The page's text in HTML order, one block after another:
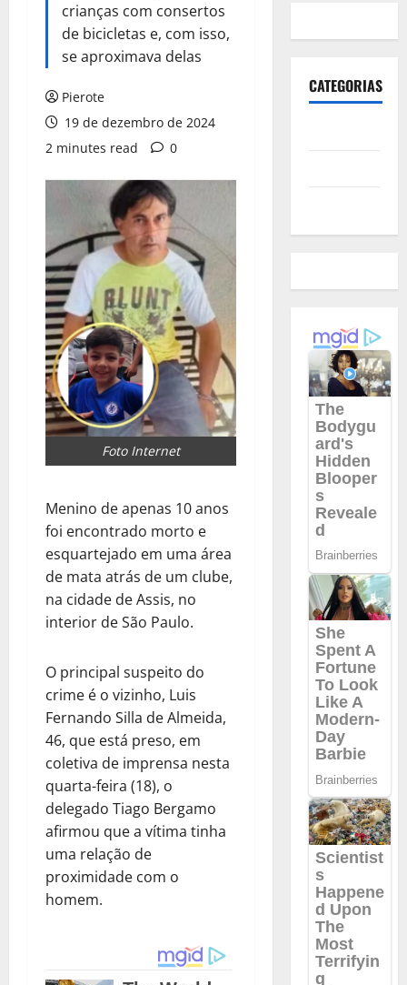
crianças com consertos
de bicicletas e, com isso,
se aproximava delas
Pierote
19 de dezembro de 2024
2 minutes read
0
Foto Internet
Menino de apenas 10 anos
foi encontrado morto e
esquartejado em uma área
de mata atrás de um clube,
na cidade de Assis, no
interior de São Paulo.
O principal suspeito do
crime é o vizinho, Luis
Fernando Silla de Almeida,
46, que está preso, em
coletiva de imprensa nesta
quarta-feira (18), o
delegado Tiago Bergamo
afirmou que a vítima tinha
uma relação de
proximidade com o
homem.
CATEGORIAS